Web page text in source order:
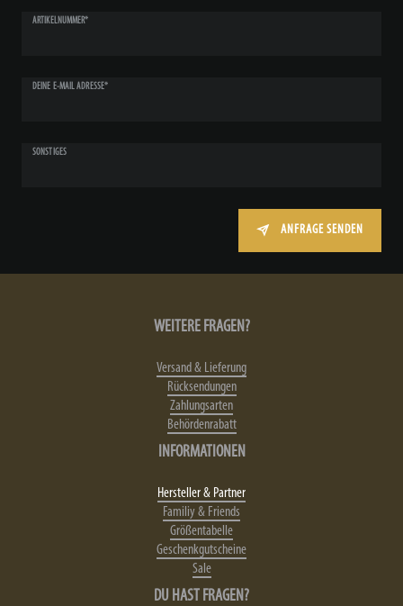
ARTIKELNUMMER*
DEINE E-MAIL ADRESSE*
SONSTIGES
ANFRAGE SENDEN
WEITERE FRAGEN?
Versand & Lieferung
Rücksendungen
Zahlungsarten
Behördenrabatt
INFORMATIONEN
Hersteller & Partner
Familiy & Friends
Größentabelle
Geschenkgutscheine
Sale
DU HAST FRAGEN?